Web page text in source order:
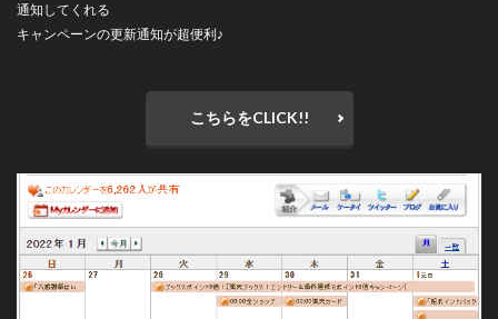
通知してくれる
キャンペーンの更新通知が超便利♪
こちらをCLICK!!